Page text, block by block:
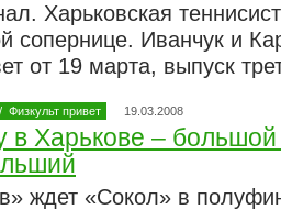
Харьковская
сопернице. Иванчук и
от 19 марта, выпуск
/ Физкульт привет 19.03.2008
в Харькове – большой
ждет «Сокол» в